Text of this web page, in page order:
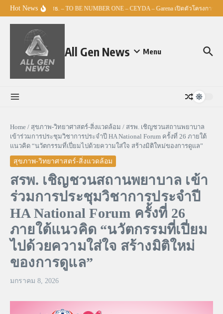
Skip to content
Hot News ศธ. – TO BE NUMBER ONE – CEYDA – Garena เปิดตัวโครงการ
All Gen News Menu
Home / สุขภาพ-วิทยาศาสตร์-สิ่งแวดล้อม / สรพ. เชิญชวนสถานพยาบาล
เข้าร่วมการประชุมวิชาการประจำปี HA National Forum ครั้งที่ 26 ภายใต้
แนวคิด “นวัตกรรมที่เปี่ยมไปด้วยความใส่ใจ สร้างมิติใหม่ของการดูแล”
สุขภาพ-วิทยาศาสตร์-สิ่งแวดล้อม
สรพ. เชิญชวนสถานพยาบาล เข้า
ร่วมการประชุมวิชาการประจำปี
HA National Forum ครั้งที่ 26
ภายใต้แนวคิด “นวัตกรรมที่เปี่ยม
ไปด้วยความใส่ใจ สร้างมิติใหม่
ของการดูแล”
มกราคม 8, 2026